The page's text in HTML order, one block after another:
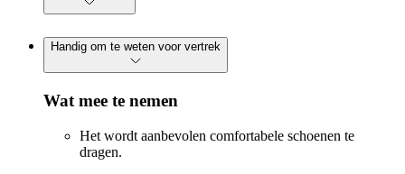
Handig om te weten voor vertrek
Wat mee te nemen
Het wordt aanbevolen comfortabele schoenen te
dragen.